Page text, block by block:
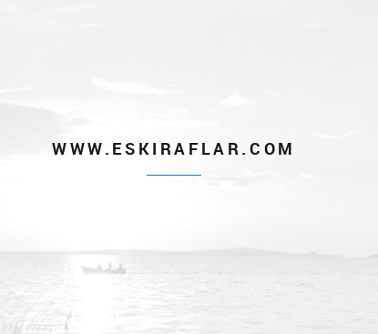
WWW.ESKIRAFLAR.COM